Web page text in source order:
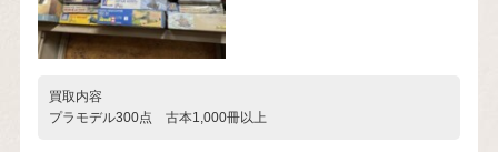
買取内容
プラモデル300点 古本1,000冊以上